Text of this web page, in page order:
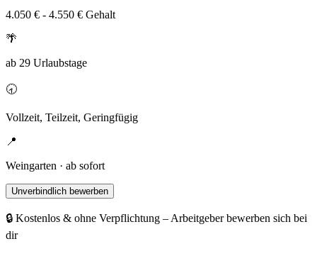
4.050 € - 4.550 € Gehalt
🌴
ab 29 Urlaubstage
🕣
Vollzeit, Teilzeit, Geringfügig
📍
Weingarten · ab sofort
Unverbindlich bewerben
🔒 Kostenlos & ohne Verpflichtung – Arbeitgeber bewerben sich bei
dir